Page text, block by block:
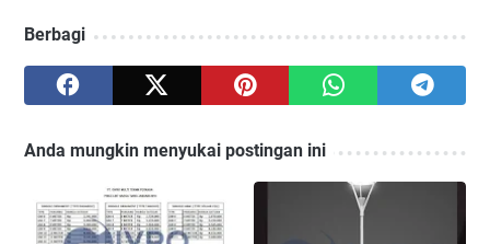
Berbagi
Anda mungkin menyukai postingan ini